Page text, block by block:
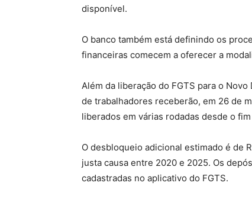
disponível.
O banco também está definindo os
financeiras comecem a oferecer a
Além da liberação do FGTS para o
de trabalhadores receberão, em 26 de
liberados em várias rodadas desde o
O desbloqueio adicional estimado é de
justa causa entre 2020 e 2025. Os
cadastradas no aplicativo do FGTS.